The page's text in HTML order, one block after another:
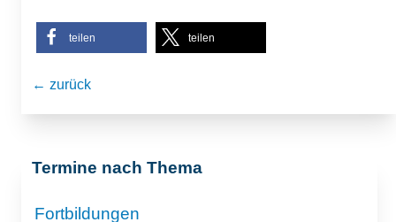
teilen teilen
← zurück
Termine nach Thema
Fortbildungen